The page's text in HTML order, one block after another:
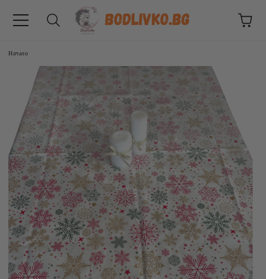
Начало